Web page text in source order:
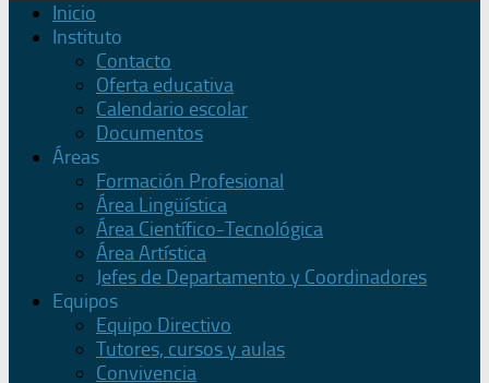
Inicio
Instituto
Contacto
Oferta educativa
Calendario escolar
Documentos
Áreas
Formación Profesional
Área Lingüística
Área Científico-Tecnológica
Área Artística
Jefes de Departamento y Coordinadores
Equipos
Equipo Directivo
Tutores, cursos y aulas
Convivencia